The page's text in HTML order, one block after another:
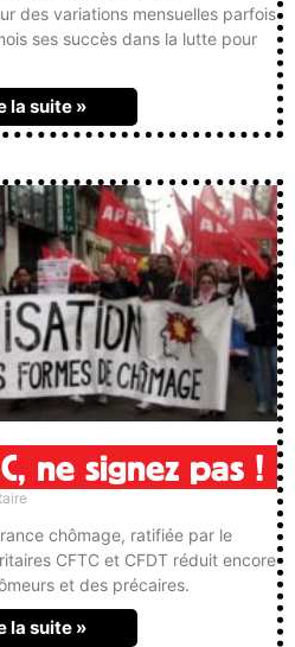
des variations mensuelles parfois
ses succès dans la lutte pour
la suite »
ne signez pas !
chômage, ratifiée par le
CFTC et CFDT réduit encore
et des précaires.
la suite »